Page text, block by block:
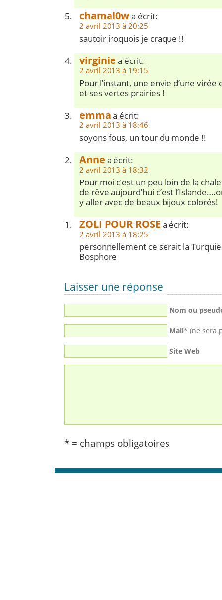
chamal0wa écrit:
2 avril 2013 à 20:25
sautoir iroquois je craque !!
virginie a écrit:
2 avril 2013 à 19:15
Pour l’instant, une envie d’une
et ses vertes prairies !
emma a écrit:
2 avril 2013 à 18:46
soyons fous, un tour du monde !!
Anne a écrit:
2 avril 2013 à 18:32
Pour moi c’est un peu loin de la
de rêve aujourd’hui c’est
y aller avec de beaux bijoux colorés!
ZOLI POUR ROSE a écrit:
2 avril 2013 à 18:25
personnellement ce serait la
Bosphore
Laisser une réponse
Nom ou
Mail* (ne sera
Site Web
* = champs obligatoires